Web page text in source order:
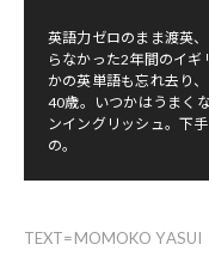
英語力ゼロのまま渡英
らなかった2年間のイ
かの英単語も忘れ去り
40歳。いつかはうまく
ンイングリッシュ。下
の。
TEXT=MOMOKO YASUI